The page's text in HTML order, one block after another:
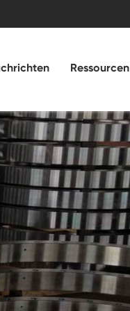
Ressourcen